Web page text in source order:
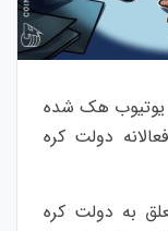
یوتیوب هک شده
دولت کره
به دولت کره